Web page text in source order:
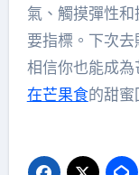
氣、觸摸彈性
要指標。下次去
相信你也能成
在芒果食的甜蜜